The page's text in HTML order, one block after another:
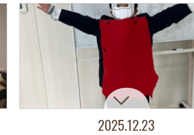
2025.12.23